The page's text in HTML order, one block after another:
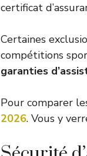
certificat
Certaines
compétitions
garanties
Pour comparer
2026. Vous y